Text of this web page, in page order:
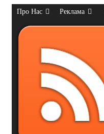
Про Нас Реклама